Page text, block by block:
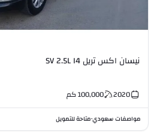
نيسان اكس تريل SV 2.5L I4
2020
100,000كم
مواصفات سعودي•متاحة للتمويل